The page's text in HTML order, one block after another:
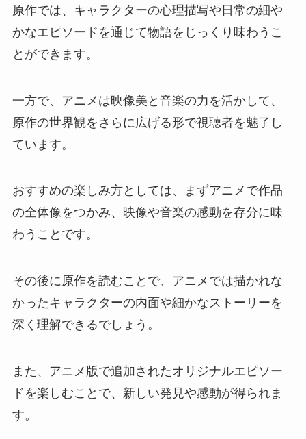
原作では、キャラクターの心理描写や日常の細や
かなエピソードを通じて物語をじっくり味わうこ
とができます。
一方で、アニメは映像美と音楽の力を活かして、
原作の世界観をさらに広げる形で視聴者を魅了し
ています。
おすすめの楽しみ方としては、まずアニメで作品
の全体像をつかみ、映像や音楽の感動を存分に味
わうことです。
その後に原作を読むことで、アニメでは描かれな
かったキャラクターの内面や細かなストーリーを
深く理解できるでしょう。
また、アニメ版で追加されたオリジナルエピソー
ドを楽しむことで、新しい発見や感動が得られま
す。